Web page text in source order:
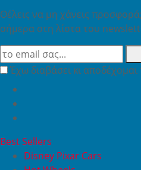
Θέλεις να μη χάνεις
σήμερα στη λίστα του
Έχω διαβάσει κι
Best Sellers
Disney Pixar Cars